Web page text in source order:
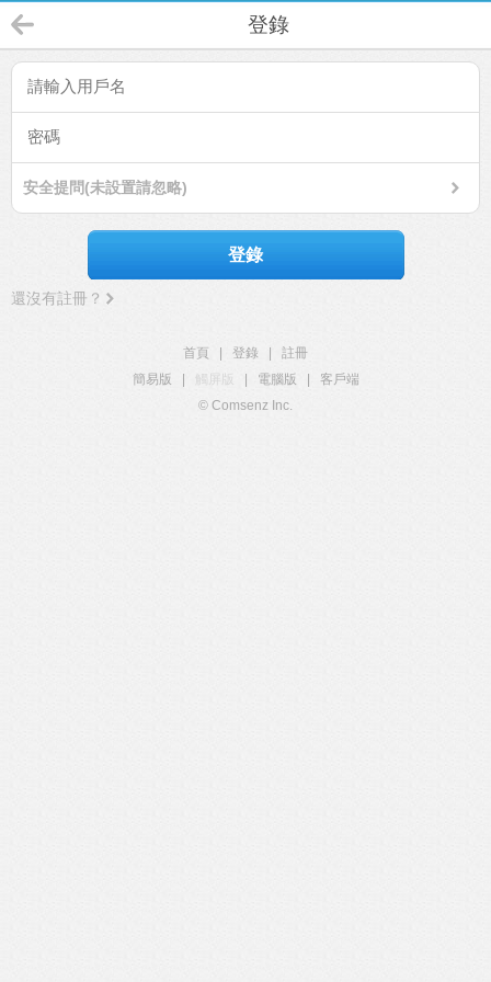
登錄
安全提問(未設置請忽略)
登錄
還沒有註冊？
首頁 登錄
註冊
簡易版
觸屏版 電腦版
客戶端
© Comsenz Inc.